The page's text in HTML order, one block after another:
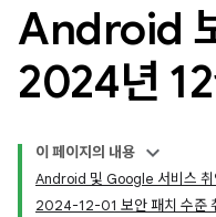
Android
2024년
이 페이지의 내용
Android 및 Google 서비스 취
2024-12-01 보안 패치 수준